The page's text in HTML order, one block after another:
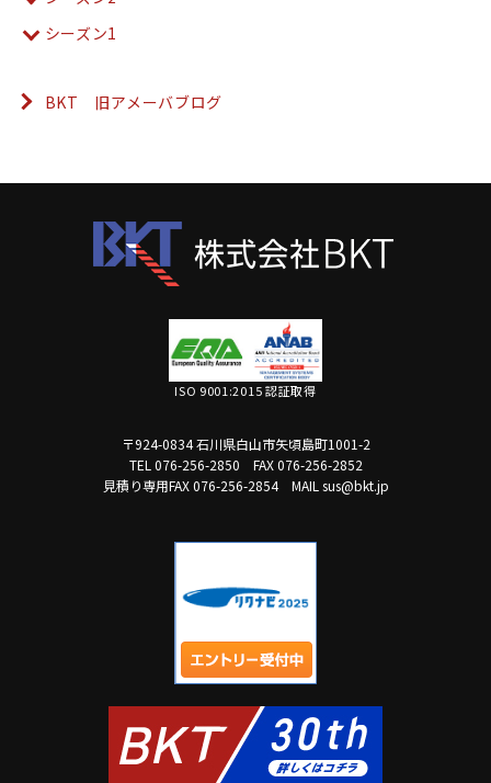
シーズン1
BKT 旧アメーバブログ
ISO 9001:2015 認証取得
〒924-0834 石川県白山市矢頃島町1001-2
TEL 076-256-2850
FAX 076-256-2852
見積り専用FAX 076-256-2854
MAIL sus@bkt.jp